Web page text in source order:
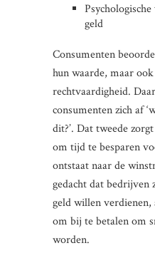
geld
Consumenten
hun waarde, maar
rechtvaardigheid.
consumenten zich af
dit?’. Dat tweede
om tijd te besparen
ontstaat naar de
gedacht dat bedrijven
geld willen verdienen,
om bij te betalen om
worden.